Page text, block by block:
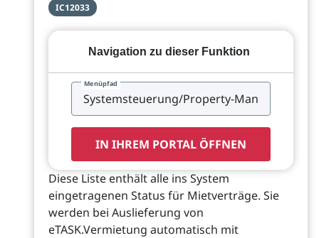
IC12033
Navigation zu dieser Funktion
Menüpfad
IN IHREM PORTAL ÖFFNEN
Diese Liste enthält alle ins System
eingetragenen Status für Mietverträge. Sie
werden bei Auslieferung von
eTASK.Vermietung automatisch mit